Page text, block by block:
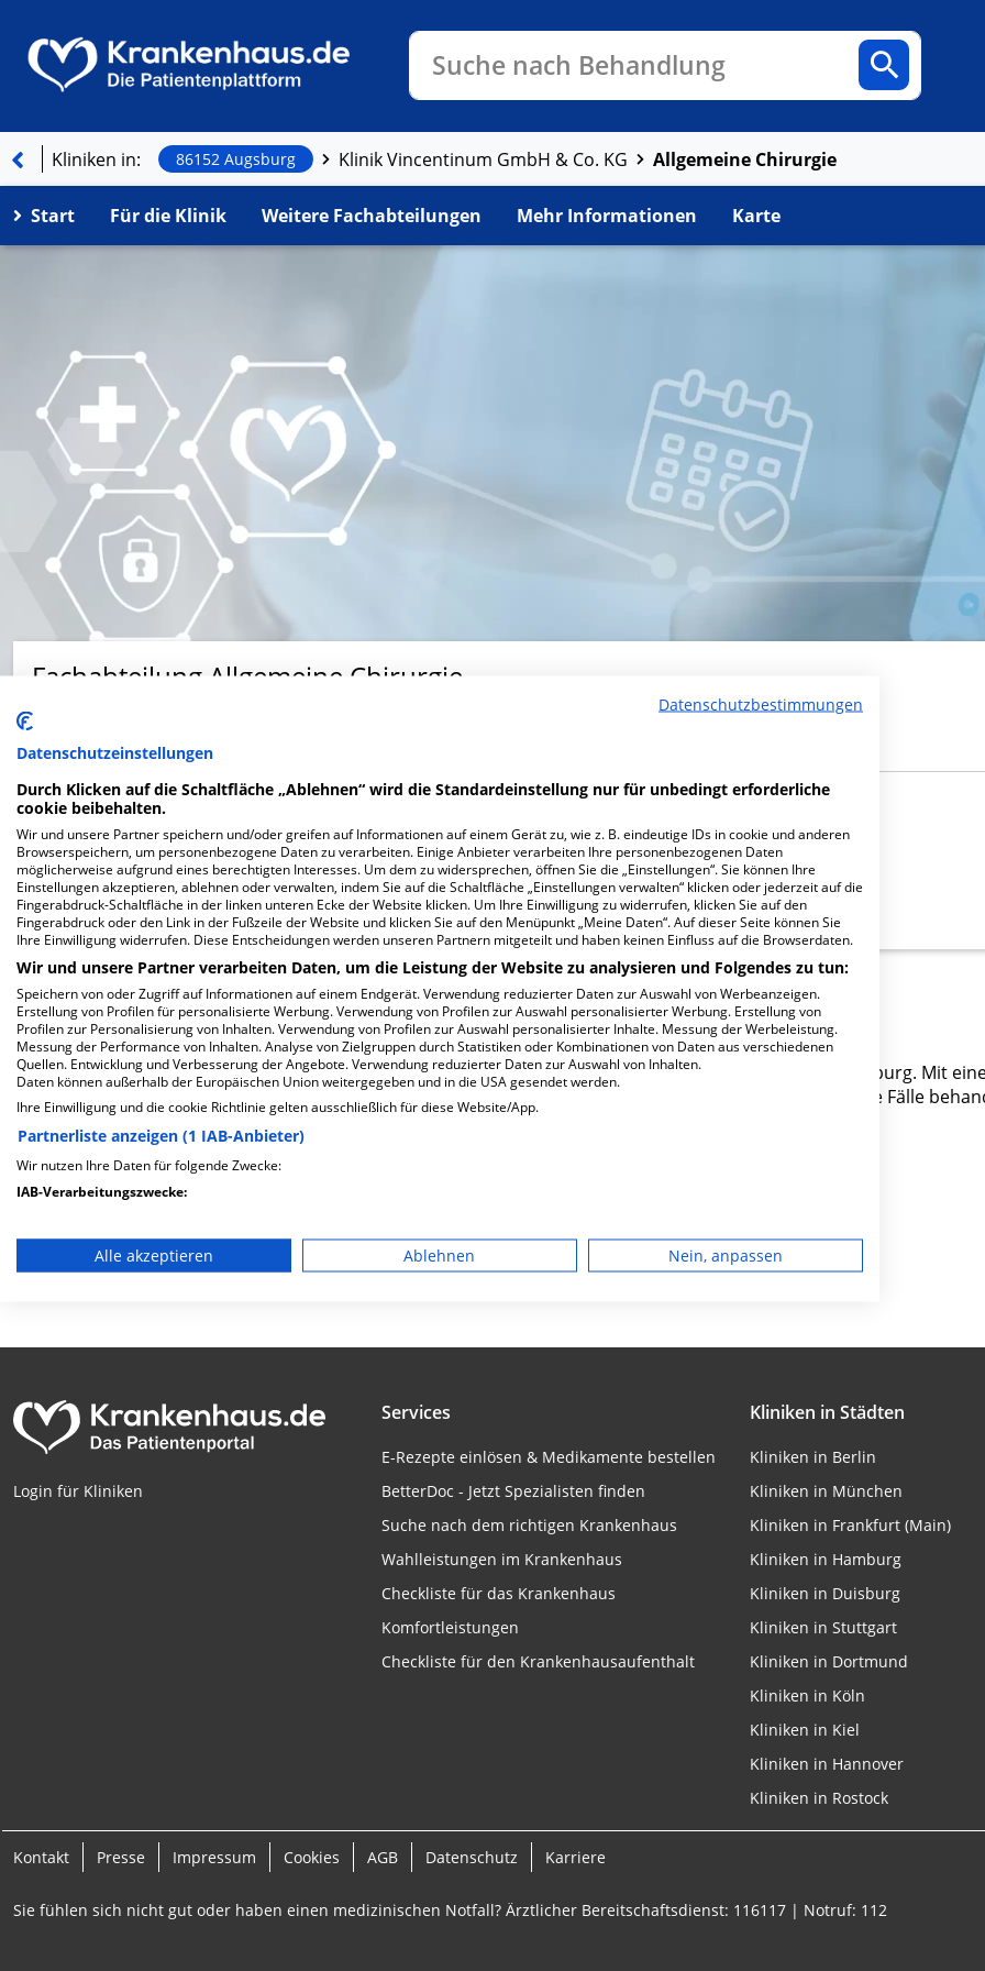
Suche nach Behandlung
Kliniken in: 86152 Augsburg Klinik Vincentinum GmbH & Co. KG Allgemeine Chirurgie
Start Für die Klinik Weitere Fachabteilungen Mehr Informationen Karte
Fachabteilung Allgemeine Chirurgie
Website
Herzlich Willkommen
Klinik Vincentinum GmbH &amp; Co. KG in der Franziskanergasse 12 ist ein kleines Krankenhaus in Augsburg. Mit
Kapazität von 248 Betten werden in den spezialisierten Fachabteilungen pro Jahr etwa 9.271 medizinische Fälle
und therapiert.
Weiterlesen
Besuchszeiten
0 bis 23 Uhr
Login für Kliniken
Services
E-Rezepte einlösen & Medikamente bestellen
BetterDoc - Jetzt Spezialisten finden
Suche nach dem richtigen Krankenhaus
Wahlleistungen im Krankenhaus
Checkliste für das Krankenhaus
Komfortleistungen
Checkliste für den Krankenhausaufenthalt
Kliniken in Städten
Kliniken in Berlin
Kliniken in München
Kliniken in Frankfurt (Main)
Kliniken in Hamburg
Kliniken in Duisburg
Kliniken in Stuttgart
Kliniken in Dortmund
Kliniken in Köln
Kliniken in Kiel
Kliniken in Hannover
Kliniken in Rostock
Kontakt Presse Impressum Cookies AGB Datenschutz Karriere
Sie fühlen sich nicht gut oder haben einen medizinischen Notfall? Ärztlicher Bereitschaftsdienst: 116117 | Notruf: 112
Datenschutzbestimmungen
Datenschutzeinstellungen
Durch Klicken auf die Schaltfläche „Ablehnen“ wird die Standardeinstellung nur für unbedingt erforderliche
cookie beibehalten.
Wir und unsere Partner speichern und/oder greifen auf Informationen auf einem Gerät zu, wie z. B. eindeutige IDs in cookie und anderen
Browserspeichern, um personenbezogene Daten zu verarbeiten. Einige Anbieter verarbeiten Ihre personenbezogenen Daten
möglicherweise aufgrund eines berechtigten Interesses. Um dem zu widersprechen, öffnen Sie die „Einstellungen“. Sie können Ihre
Einstellungen akzeptieren, ablehnen oder verwalten, indem Sie auf die Schaltfläche „Einstellungen verwalten“ klicken oder jederzeit auf die
Fingerabdruck-Schaltfläche in der linken unteren Ecke der Website klicken. Um Ihre Einwilligung zu widerrufen, klicken Sie auf den
Fingerabdruck oder den Link in der Fußzeile der Website und klicken Sie auf den Menüpunkt „Meine Daten“. Auf dieser Seite können Sie
Ihre Einwilligung widerrufen. Diese Entscheidungen werden unseren Partnern mitgeteilt und haben keinen Einfluss auf die Browserdaten.
Wir und unsere Partner verarbeiten Daten, um die Leistung der Website zu analysieren und Folgendes zu tun:
Speichern von oder Zugriff auf Informationen auf einem Endgerät. Verwendung reduzierter Daten zur Auswahl von Werbeanzeigen.
Erstellung von Profilen für personalisierte Werbung. Verwendung von Profilen zur Auswahl personalisierter Werbung. Erstellung von
Profilen zur Personalisierung von Inhalten. Verwendung von Profilen zur Auswahl personalisierter Inhalte. Messung der Werbeleistung.
Messung der Performance von Inhalten. Analyse von Zielgruppen durch Statistiken oder Kombinationen von Daten aus verschiedenen
Quellen. Entwicklung und Verbesserung der Angebote. Verwendung reduzierter Daten zur Auswahl von Inhalten.
Daten können außerhalb der Europäischen Union weitergegeben und in die USA gesendet werden.
Ihre Einwilligung und die cookie Richtlinie gelten ausschließlich für diese Website/App.
Partnerliste anzeigen (1 IAB-Anbieter)
Wir nutzen Ihre Daten für folgende Zwecke:
IAB-Verarbeitungszwecke:
Verwendung reduzierter Daten zur Auswahl von Werbeanzeigen
Erstellung von Profilen zur Personalisierung von Inhalten
Verwendung von Profilen zur Auswahl personalisierter Inhalte
Messung der Werbeleistung
Analyse von Zielgruppen durch Statistiken oder Kombinationen von Daten aus
Nicht-IAB-Verarbeitungszwecke:
Alle akzeptieren Ablehnen Nein, anpassen